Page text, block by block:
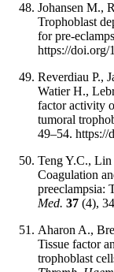
Johansen M.,
Trophoblast
for pre-
https://doi.org/
Reverdiau P.,
Watier H.,
factor activity
tumoral
49–54. https://
Teng Y.C.,
Coagulation
preeclampsia:
Med. 37 (4),
Aharon A.,
Tissue factor
trophoblast